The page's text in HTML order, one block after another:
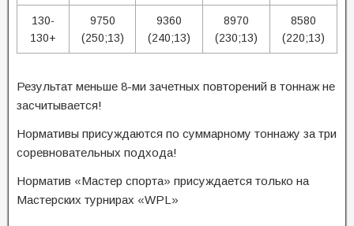
130-
130+
9750
(250;13)
9360
(240;13)
8970
(230;13)
8580
(220;13)
Результат меньше 8-ми зачетных повторений в тоннаж не
засчитывается!
Нормативы присуждаются по суммарному тоннажу за три
соревновательных подхода!
Норматив «Мастер спорта» присуждается только на
Мастерских турнирах «WPL»